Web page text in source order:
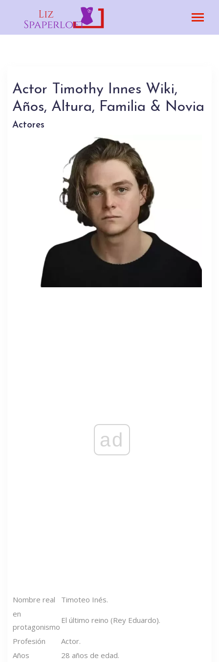
Actor Timothy Innes Wiki,
Años, Altura, Familia & Novia
Actores
ad
Nombre real
Timoteo Inés.
en
protagonismo
El último reino (Rey Eduardo).
Profesión
Actor.
Años
28 años de edad.